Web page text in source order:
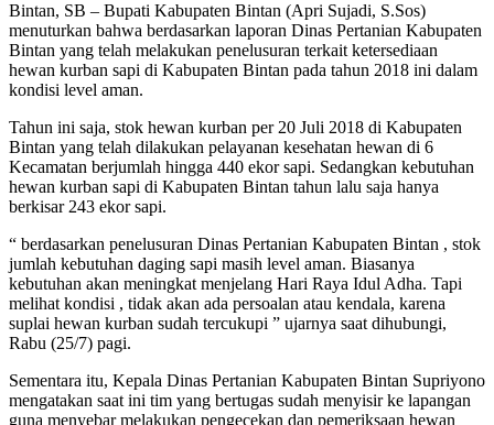
Bintan, SB – Bupati Kabupaten Bintan (Apri Sujadi, S.Sos)
menuturkan bahwa berdasarkan laporan Dinas Pertanian Kabupaten
Bintan yang telah melakukan penelusuran terkait ketersediaan
hewan kurban sapi di Kabupaten Bintan pada tahun 2018 ini dalam
kondisi level aman.
Tahun ini saja, stok hewan kurban per 20 Juli 2018 di Kabupaten
Bintan yang telah dilakukan pelayanan kesehatan hewan di 6
Kecamatan berjumlah hingga 440 ekor sapi. Sedangkan kebutuhan
hewan kurban sapi di Kabupaten Bintan tahun lalu saja hanya
berkisar 243 ekor sapi.
“ berdasarkan penelusuran Dinas Pertanian Kabupaten Bintan , stok
jumlah kebutuhan daging sapi masih level aman. Biasanya
kebutuhan akan meningkat menjelang Hari Raya Idul Adha. Tapi
melihat kondisi , tidak akan ada persoalan atau kendala, karena
suplai hewan kurban sudah tercukupi ” ujarnya saat dihubungi,
Rabu (25/7) pagi.
Sementara itu, Kepala Dinas Pertanian Kabupaten Bintan Supriyono
mengatakan saat ini tim yang bertugas sudah menyisir ke lapangan
guna menyebar melakukan pengecekan dan pemeriksaan hewan